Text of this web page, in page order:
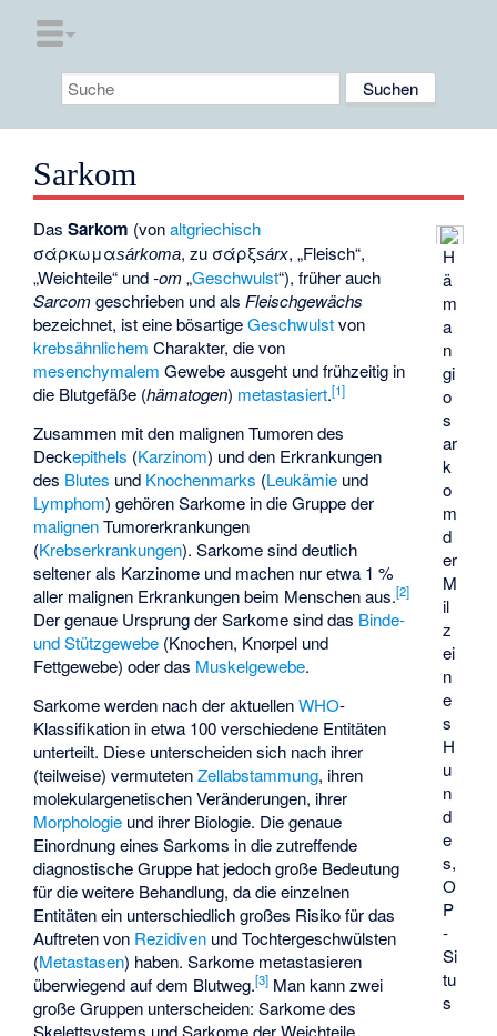
Sarkom
H
ä
m
a
n
gi
o
s
ar
k
o
m
d
er
M
il
z
ei
n
e
s
H
u
n
d
e
s,
O
P
-
Si
tu
s
DasSarkom (vonaltgriechisch
σάρκωμαsárkoma, zu σάρξsárx, „Fleisch“,
„Weichteile“ und-om „Geschwulst“), früher auch
Sarcom geschrieben und alsFleischgewächs
bezeichnet, ist eine bösartigeGeschwulstvon
krebsähnlichem Charakter, die von
mesenchymalem Gewebe ausgeht und frühzeitig in
die Blutgefäße (hämatogen) metastasiert.[1]
Zusammen mit den malignen Tumoren des
Deckepithels (Karzinom) und den Erkrankungen
des Blutes und Knochenmarks (Leukämie und
Lymphom) gehören Sarkome in die Gruppe der
malignenTumorerkrankungen
(Krebserkrankungen). Sarkome sind deutlich
seltener als Karzinome und machen nur etwa 1 %
aller malignen Erkrankungen beim Menschen aus.[2]
Der genaue Ursprung der Sarkome sind das Binde-
und Stützgewebe (Knochen, Knorpel und
Fettgewebe) oder das Muskelgewebe.
Sarkome werden nach der aktuellenWHO-
Klassifikation in etwa 100 verschiedene Entitäten
unterteilt. Diese unterscheiden sich nach ihrer
(teilweise) vermutetenZellabstammung, ihren
molekulargenetischen Veränderungen, ihrer
Morphologie und ihrer Biologie. Die genaue
Einordnung eines Sarkoms in die zutreffende
diagnostische Gruppe hat jedoch große Bedeutung
für die weitere Behandlung, da die einzelnen
Entitäten ein unterschiedlich großes Risiko für das
Auftreten von Rezidiven und Tochtergeschwülsten
(Metastasen) haben. Sarkome metastasieren
überwiegend auf dem Blutweg.[3] Man kann zwei
große Gruppen unterscheiden: Sarkome des
Skelettsystems und Sarkome der Weichteile